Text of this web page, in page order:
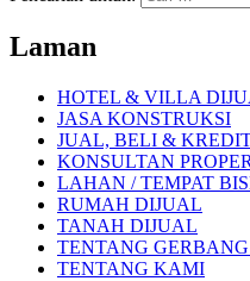
Laman
HOTEL & VILLA
JASA KONSTRUKSI
JUAL, BELI &
KONSULTAN
LAHAN / TEMPAT
RUMAH DIJUAL
TANAH DIJUAL
TENTANG GERBANG
TENTANG KAMI